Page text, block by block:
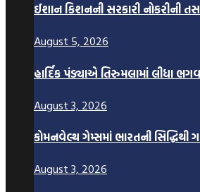
ઈશાન કિશનની સરકારી નોકરીની
August 5, 2026
હાર્દિક પંડ્યાએ તિરુમલામાં લીધા
August 3, 2026
કોમનવેલ્થ ગેમ્સમાં ભારતની
August 3, 2026